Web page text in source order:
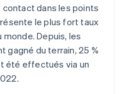
contact dans les points
le plus fort taux
Depuis, les
gagné du terrain, 25 %
été effectués via un